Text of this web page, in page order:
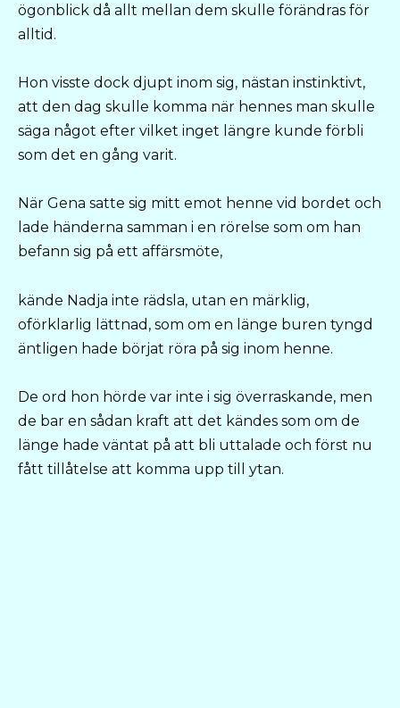
ögonblick då allt mellan dem skulle förändras för
alltid.
Hon visste dock djupt inom sig, nästan instinktivt,
att den dag skulle komma när hennes man skulle
säga något efter vilket inget längre kunde förbli
som det en gång varit.
När Gena satte sig mitt emot henne vid bordet och
lade händerna samman i en rörelse som om han
befann sig på ett affärsmöte,
kände Nadja inte rädsla, utan en märklig,
oförklarlig lättnad, som om en länge buren tyngd
äntligen hade börjat röra på sig inom henne.
De ord hon hörde var inte i sig överraskande, men
de bar en sådan kraft att det kändes som om de
länge hade väntat på att bli uttalade och först nu
fått tillåtelse att komma upp till ytan.